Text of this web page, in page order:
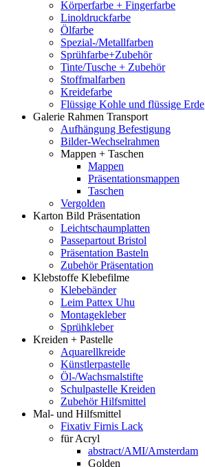
Körperfarbe + Fingerfarbe
Linoldruckfarbe
Ölfarbe
Spezial-/Metallfarben
Sprühfarbe+Zubehör
Tinte/Tusche + Zubehör
Stoffmalfarben
Kreidefarbe
Flüssige Kohle und flüssige Erde
Galerie Rahmen Transport
Aufhängung Befestigung
Bilder-Wechselrahmen
Mappen + Taschen
Mappen
Präsentationsmappen
Taschen
Vergolden
Karton Bild Präsentation
Leichtschaumplatten
Passepartout Bristol
Präsentation Basteln
Zubehör Präsentation
Klebstoffe Klebefilme
Klebebänder
Leim Pattex Uhu
Montagekleber
Sprühkleber
Kreiden + Pastelle
Aquarellkreide
Künstlerpastelle
Öl-/Wachsmalstifte
Schulpastelle Kreiden
Zubehör Hilfsmittel
Mal- und Hilfsmittel
Fixativ Firnis Lack
für Acryl
abstract/AMI/Amsterdam
Golden